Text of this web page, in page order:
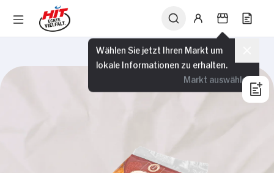
Wählen Sie jetzt Ihren Markt um
lokale Informationen zu erhalten.
Markt auswählen